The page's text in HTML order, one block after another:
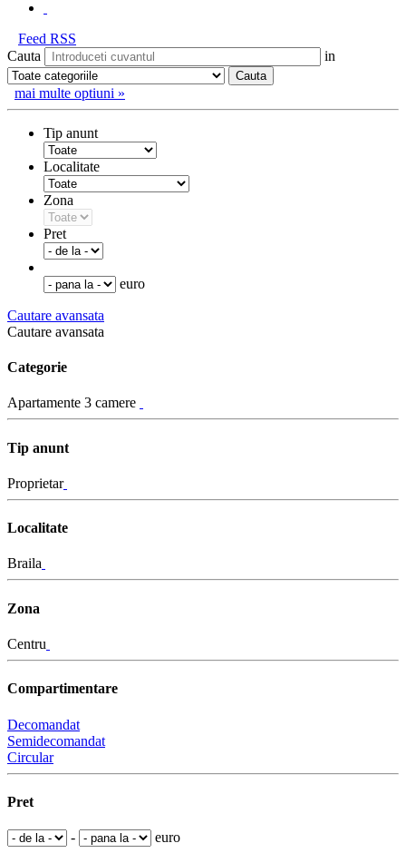
Feed RSS
Cauta
in
mai multe optiuni »
Tip anunt
Localitate
Zona
Pret
euro
Cautare avansata
Cautare avansata
Categorie
Apartamente 3 camere
Tip anunt
Proprietar
Localitate
Braila
Zona
Centru
Compartimentare
Decomandat
Semidecomandat
Circular
Pret
- euro